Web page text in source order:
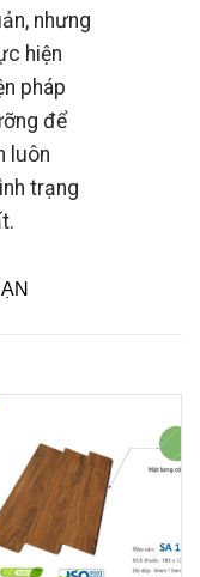
nhưng
hiện
pháp
để
luôn
trạng